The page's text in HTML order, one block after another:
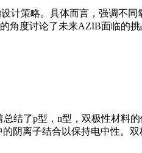
计策略。具体而言，强调不同
角度讨论了未来AZIB面临的
结了p型，n型，双极性材料
阴离子结合以保持电中性。